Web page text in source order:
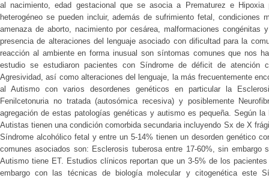
al nacimiento, edad gestacional que se asocia a Prematurez e
heterogéneo se pueden incluir, además de sufrimiento fetal, condiciones
amenaza de aborto, nacimiento por cesárea, malformaciones congénitas
presencia de alteraciones del lenguaje asociado con dificultad para la
reacción al ambiente en forma inusual son síntomas comunes que nos
estudio se estudiaron pacientes con Síndrome de déficit de atención
Agresividad, así como alteraciones del lenguaje, la más frecuentemente
al Autismo con varios desordenes genéticos en particular la
Fenilcetonuria no tratada (autosómica recesiva) y posiblemente
agregación de estas patologías genéticas y autismo es pequeña. Según
Autistas tienen una condición comorbida secundaria incluyendo Sx de X
Síndrome alcohólico fetal y entre un 5-14% tienen un desorden genético
comunes asociados son: Esclerosis tuberosa entre 17-60%, sin
Autismo tiene ET. Estudios clínicos reportan que un 3-5% de los
embargo con las técnicas de biología molecular y citogenética este